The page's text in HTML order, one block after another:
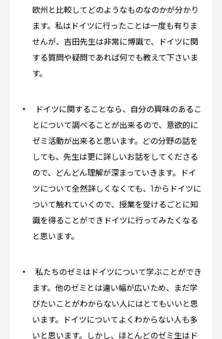
欧州と比較してどのようなものなのかが分かり
ます。私はドイツに行ったことは一度も有りま
せんが、吉田先生は非常に博識で、ドイツに関
する質問や疑問であれば何でも教えて下さいま
す。
ドイツに関することなら、自分の興味のあるこ
とについて調べることが出来るので、意欲的に
ゼミ活動が出来ると思います。どの分野の話を
しても、先生は更に詳しいお話をしてくださる
ので、どんどん理解が深まっていきます。ドイ
ツについて全然詳しくなくても、1からドイツに
ついて触れていくので、授業を受けるごとに知
識を得ることができドイツに行ってみたくなる
と思います。
私たちのゼミはドイツについて学ぶことができ
ます。他のゼミとは違い幅が広いため、まだ学
びたいことがわからない人にはとてもいいと思
います。ドイツについてよくわからない人も多
いと思います。しかし、ほとんどのゼミ生はド